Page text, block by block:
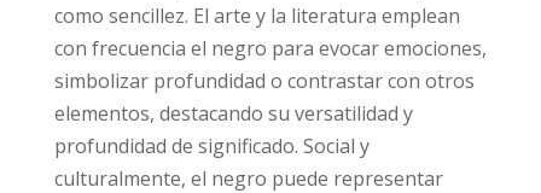
como sencillez. El arte y la literatura emplean
con frecuencia el negro para evocar emociones,
simbolizar profundidad o contrastar con otros
elementos, destacando su versatilidad y
profundidad de significado. Social y
culturalmente, el negro puede representar